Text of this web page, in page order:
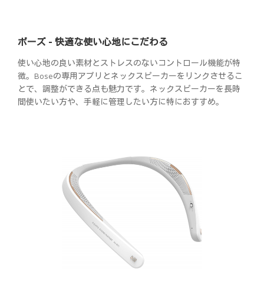
ボーズ - 快適な使い心地にこだわる
使い心地の良い素材とストレスのないコントロール機能が特
徴。Boseの専用アプリとネックスピーカーをリンクさせるこ
とで、調整ができる点も魅力です。ネックスピーカーを長時
間使いたい方や、手軽に管理したい方に特におすすめ。